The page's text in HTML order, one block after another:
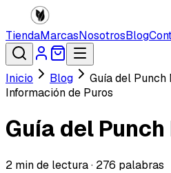
TiendaMarcasNosotrosBlog
Inicio Blog
Guía del
Información de Puros
Guía del
2 min de lectura · 276 palabras